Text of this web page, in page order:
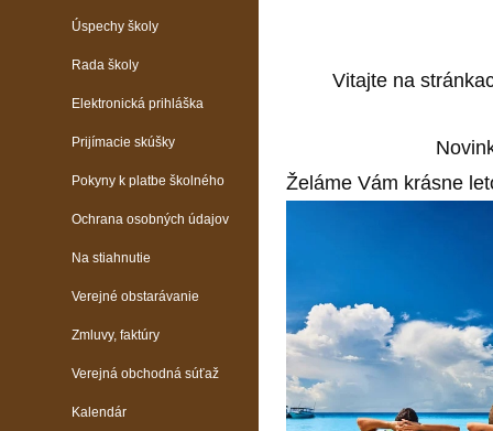
Úspechy školy
Rada školy
Elektronická prihláška
Prijímacie skúšky
Pokyny k platbe školného
Ochrana osobných údajov
Na stiahnutie
Verejné obstarávanie
Zmluvy, faktúry
Verejná obchodná súťaž
Kalendár
Vitajte na
Želáme Vám krásne